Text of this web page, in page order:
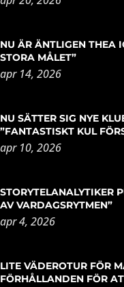
NU ÄR ÄNTLIGEN THEA
STORA MÅLET”
apr 14, 2026
NU SÄTTER SIG NYE
”FANTASTISKT KUL
apr 10, 2026
STORYTELANALYTIKER
AV VARDAGSRYTMEN”
apr 4, 2026
LITE VÄDEROTUR FÖR
FÖRHÅLLANDEN FÖR